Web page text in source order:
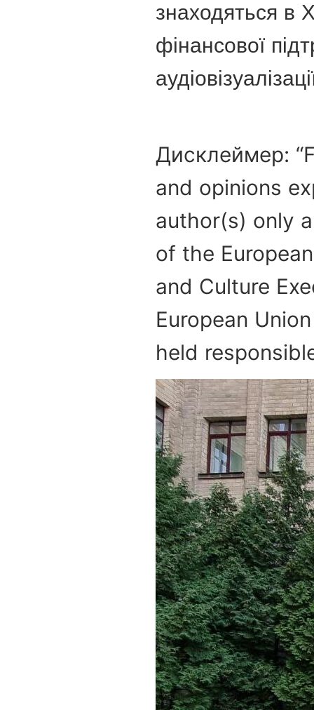
знаходяться в
фінансової
Дисклеймер:
and opinions
author(s) only
of the
and Culture
European
held